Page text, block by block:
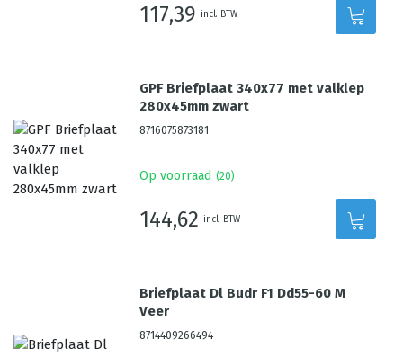
117,39 incl. BTW
GPF Briefplaat 340x77 met valklep
280x45mm zwart
8716075873181
Op voorraad (20)
144,62 incl. BTW
Briefplaat Dl Budr F1 Dd55-60 M
Veer
8714409266494